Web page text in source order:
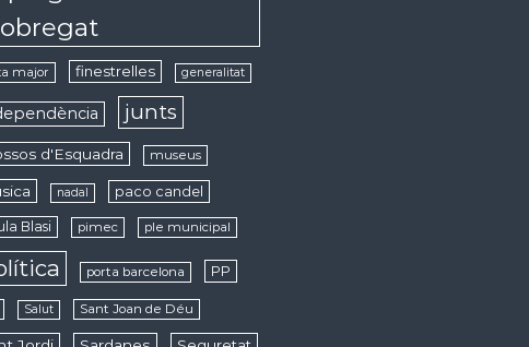
major finestrelles generalitat
junts
d'Esquadra museus
nadal paco candel
Blasi pimec ple municipal
porta barcelona PP
Salut Sant Joan de Déu